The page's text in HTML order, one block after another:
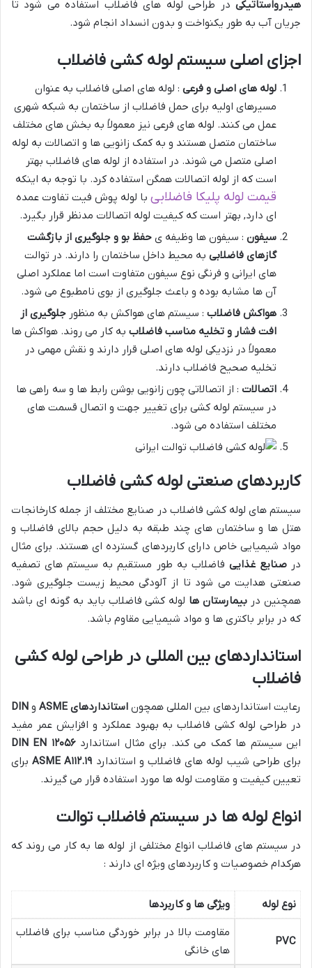
هیدرواستاتیکی در طراحی لوله های فاضلاب استفاده می شود تا
جریان آب به طور یکنواخت و بدون انسداد انجام شود.
اجزای اصلی سیستم لوله کشی فاضلاب
لوله های اصلی و فرعی : لوله های اصلی فاضلاب به عنوان
مسیرهای اولیه برای حمل فاضلاب از ساختمان به شبکه شهری
عمل می کنند. لوله های فرعی نیز معمولاً به بخش های مختلف
ساختمان متصل هستند و به کمک زانویی ها و اتصالات به لوله
اصلی متصل می شوند. در استفاده از لوله های فاضلاب بهتر
است که از لوله اتصالات همگن استفاده کرد. با توجه به اینکه
قیمت لوله پلیکا فاضلابی با لوله پوش فیت تفاوت عمده
ای دارد, بهتر است که کیفیت لوله اتصالات مدنظر قرار بگیرد.
سیفون : سیفون ها وظیفه ی حفظ بو و جلوگیری از بازگشت
گازهای فاضلابی به محیط داخل ساختمان را دارند. در توالت
های ایرانی و فرنگی نوع سیفون متفاوت است اما عملکرد اصلی
آن ها مشابه بوده و باعث جلوگیری از بوی نامطبوع می شود.
هواکش فاضلاب : سیستم های هواکش به منظور جلوگیری از
افت فشار و تخلیه مناسب فاضلاب به کار می روند. هواکش ها
معمولاً در نزدیکی لوله های اصلی قرار دارند و نقش مهمی در
تخلیه صحیح فاضلاب دارند.
اتصالات : از اتصالاتی چون زانویی بوشن رابط ها و سه راهی ها
در سیستم لوله کشی برای تغییر جهت و اتصال قسمت های
مختلف استفاده می شود.
کاربردهای صنعتی لوله کشی فاضلاب
سیستم های لوله کشی فاضلاب در صنایع مختلف از جمله کارخانجات
هتل ها و ساختمان های چند طبقه به دلیل حجم بالای فاضلاب و
مواد شیمیایی خاص دارای کاربردهای گسترده ای هستند. برای مثال
درصنایع غذایی فاضلاب به طور مستقیم به سیستم های تصفیه
صنعتی هدایت می شود تا از آلودگی محیط زیست جلوگیری شود.
همچنین در بیمارستان ها لوله کشی فاضلاب باید به گونه ای باشد
که در برابر باکتری ها و مواد شیمیایی مقاوم باشد.
استانداردهای بین المللی در طراحی لوله کشی
فاضلاب
رعایت استانداردهای بین المللی همچون استانداردهای و DIN
در طراحی لوله کشی فاضلاب به بهبود عملکرد و افزایش عمر مفید
این سیستم ها کمک می کند. برای مثال استاندارد
DIN EN ۱۲۰۵۶
برای طراحی شیب لوله های فاضلاب و استاندارد
ASME A۱۱۲.۱۹
برای
تعیین کیفیت و مقاومت لوله ها مورد استفاده قرار می گیرند.
انواع لوله ها در سیستم فاضلاب توالت
در سیستم های فاضلاب انواع مختلفی از لوله ها به کار می روند که
هرکدام خصوصیات و کاربردهای ویژه ای دارند :
نوع لوله ویژگی ها و کاربردها
PVC
مقاومت بالا در برابر خوردگی مناسب برای فاضلاب
های خانگی